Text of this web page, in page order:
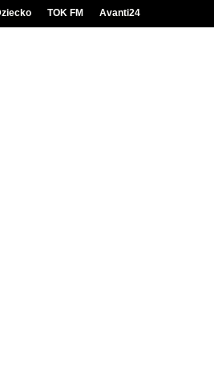
TOK FM Avanti24